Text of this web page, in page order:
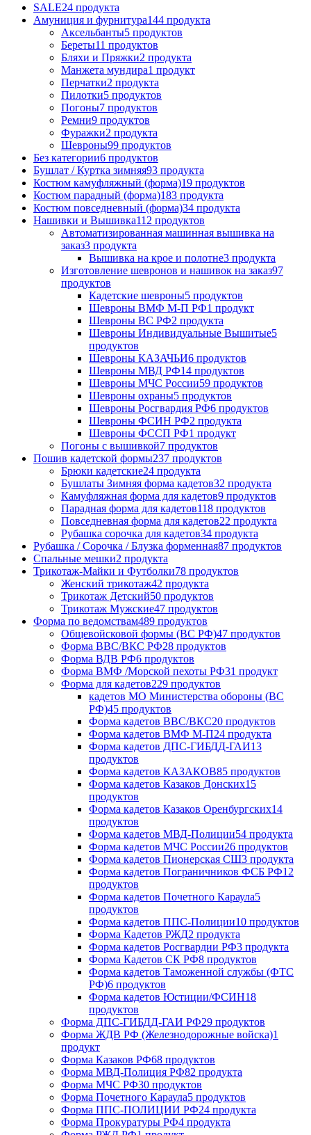
SALE24 продукта
Амуниция и фурнитура144 продукта
Аксельбанты5 продуктов
Береты11 продуктов
Бляхи и Пряжки2 продукта
Манжета мундира1 продукт
Перчатки2 продукта
Пилотки5 продуктов
Погоны7 продуктов
Ремни9 продуктов
Фуражки2 продукта
Шевроны99 продуктов
Без категории6 продуктов
Бушлат / Куртка зимняя93 продукта
Костюм камуфляжный (форма)19 продуктов
Костюм парадный (форма)183 продукта
Костюм повседневный (форма)34 продукта
Нашивки и Вышивка112 продуктов
Автоматизированная машинная вышивка на
заказ3 продукта
Вышивка на крое и полотне3 продукта
Изготовление шевронов и нашивок на заказ97
продуктов
Кадетские шевроны5 продуктов
Шевроны ВМФ М-П РФ1 продукт
Шевроны ВС РФ2 продукта
Шевроны Индивидуальные Вышитые5
продуктов
Шевроны КАЗАЧЬИ6 продуктов
Шевроны МВД РФ14 продуктов
Шевроны МЧС России59 продуктов
Шевроны охраны5 продуктов
Шевроны Росгвардия РФ6 продуктов
Шевроны ФСИН РФ2 продукта
Шевроны ФССП РФ1 продукт
Погоны с вышивкой7 продуктов
Пошив кадетской формы237 продуктов
Брюки кадетские24 продукта
Бушлаты Зимняя форма кадетов32 продукта
Камуфляжная форма для кадетов9 продуктов
Парадная форма для кадетов118 продуктов
Повседневная форма для кадетов22 продукта
Рубашка сорочка для кадетов34 продукта
Рубашка / Сорочка / Блузка форменная87 продуктов
Спальные мешки2 продукта
Трикотаж-Майки и Футболки78 продуктов
Женский трикотаж42 продукта
Трикотаж Детский50 продуктов
Трикотаж Мужские47 продуктов
Форма по ведомствам489 продуктов
Общевойсковой формы (ВС РФ)47 продуктов
Форма ВВС/ВКС РФ28 продуктов
Форма ВДВ РФ6 продуктов
Форма ВМФ /Морской пехоты РФ31 продукт
Форма для кадетов229 продуктов
кадетов МО Министерства обороны (ВС
РФ)45 продуктов
Форма кадетов ВВС/ВКС20 продуктов
Форма кадетов ВМФ М-П24 продукта
Форма кадетов ДПС-ГИБДД-ГАИ13
продуктов
Форма кадетов КАЗАКОВ85 продуктов
Форма кадетов Казаков Донских15
продуктов
Форма кадетов Казаков Оренбургских14
продуктов
Форма кадетов МВД-Полиции54 продукта
Форма кадетов МЧС России26 продуктов
Форма кадетов Пионерская СШ3 продукта
Форма кадетов Пограничников ФСБ РФ12
продуктов
Форма кадетов Почетного Караула5
продуктов
Форма кадетов ППС-Полиции10 продуктов
Форма Кадетов РЖД2 продукта
Форма кадетов Росгвардии РФ3 продукта
Форма Кадетов СК РФ8 продуктов
Форма кадетов Таможенной службы (ФТС
РФ)6 продуктов
Форма кадетов Юстиции/ФСИН18
продуктов
Форма ДПС-ГИБДД-ГАИ РФ29 продуктов
Форма ЖДВ РФ (Железнодорожные войска)1
продукт
Форма Казаков РФ68 продуктов
Форма МВД-Полиция РФ82 продукта
Форма МЧС РФ30 продуктов
Форма Почетного Караула5 продуктов
Форма ППС-ПОЛИЦИИ РФ24 продукта
Форма Прокуратуры РФ4 продукта